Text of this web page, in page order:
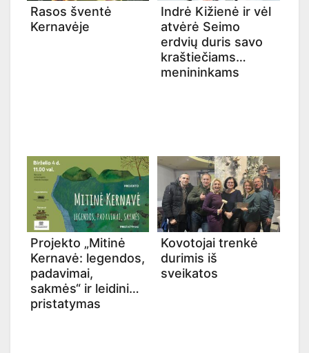
Rasos šventė
Kernavėje
Indrė Kižienė ir vėl
atvėrė Seimo
erdvių duris savo
kraštiečiams
menininkams
Projekto „Mitinė
Kernavė: legendos,
padavimai,
sakmės“ ir leidinio
pristatymas
Kovotojai trenkė
durimis iš
sveikatos